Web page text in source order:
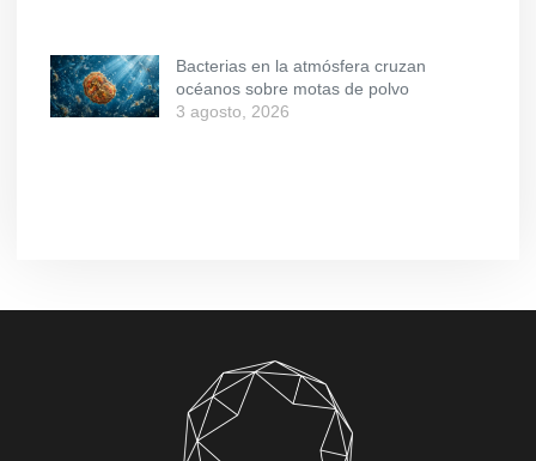
Bacterias en la atmósfera cruzan
océanos sobre motas de polvo
3 agosto, 2026